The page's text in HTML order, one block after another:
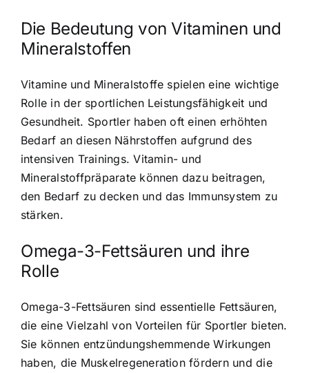
Die Bedeutung von Vitaminen und
Mineralstoffen
Vitamine und Mineralstoffe spielen eine wichtige
Rolle in der sportlichen Leistungsfähigkeit und
Gesundheit. Sportler haben oft einen erhöhten
Bedarf an diesen Nährstoffen aufgrund des
intensiven Trainings. Vitamin- und
Mineralstoffpräparate können dazu beitragen,
den Bedarf zu decken und das Immunsystem zu
stärken.
Omega-3-Fettsäuren und ihre
Rolle
Omega-3-Fettsäuren sind essentielle Fettsäuren,
die eine Vielzahl von Vorteilen für Sportler bieten.
Sie können entzündungshemmende Wirkungen
haben, die Muskelregeneration fördern und die